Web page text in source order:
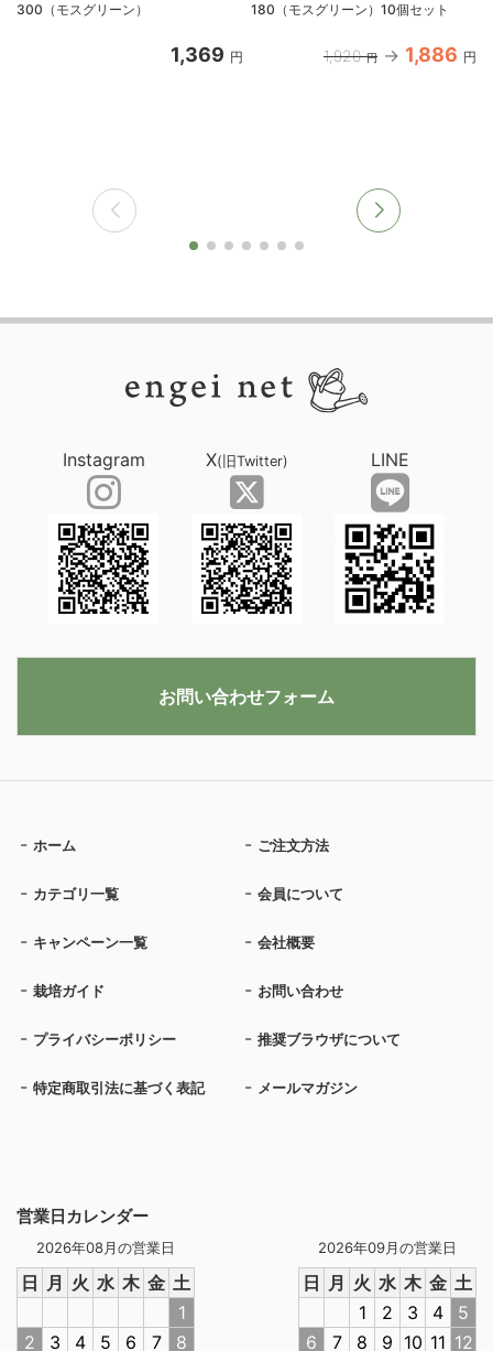
300（モスグリーン）
1,369 円
180（モスグリーン）10個セット
1,920 円 1,886 円
営業日カレンダー
2026年08月の営業日
日 月 火 水 木 金 土
1
2
3 4 5 6 7 8
2026年09月の営業日
日 月 火 水 木 金 土
1
2 3 4
5
6
7 8 9 10 11 12
ホーム ご注文方法
カテゴリ一覧 会員について
キャンペーン一覧 会社概要
栽培ガイド お問い合わせ
プライバシーポリシー 推奨ブラウザについて
特定商取引法に基づく表記 メールマガジン
Instagram X(旧Twitter) LINE
お問い合わせフォーム